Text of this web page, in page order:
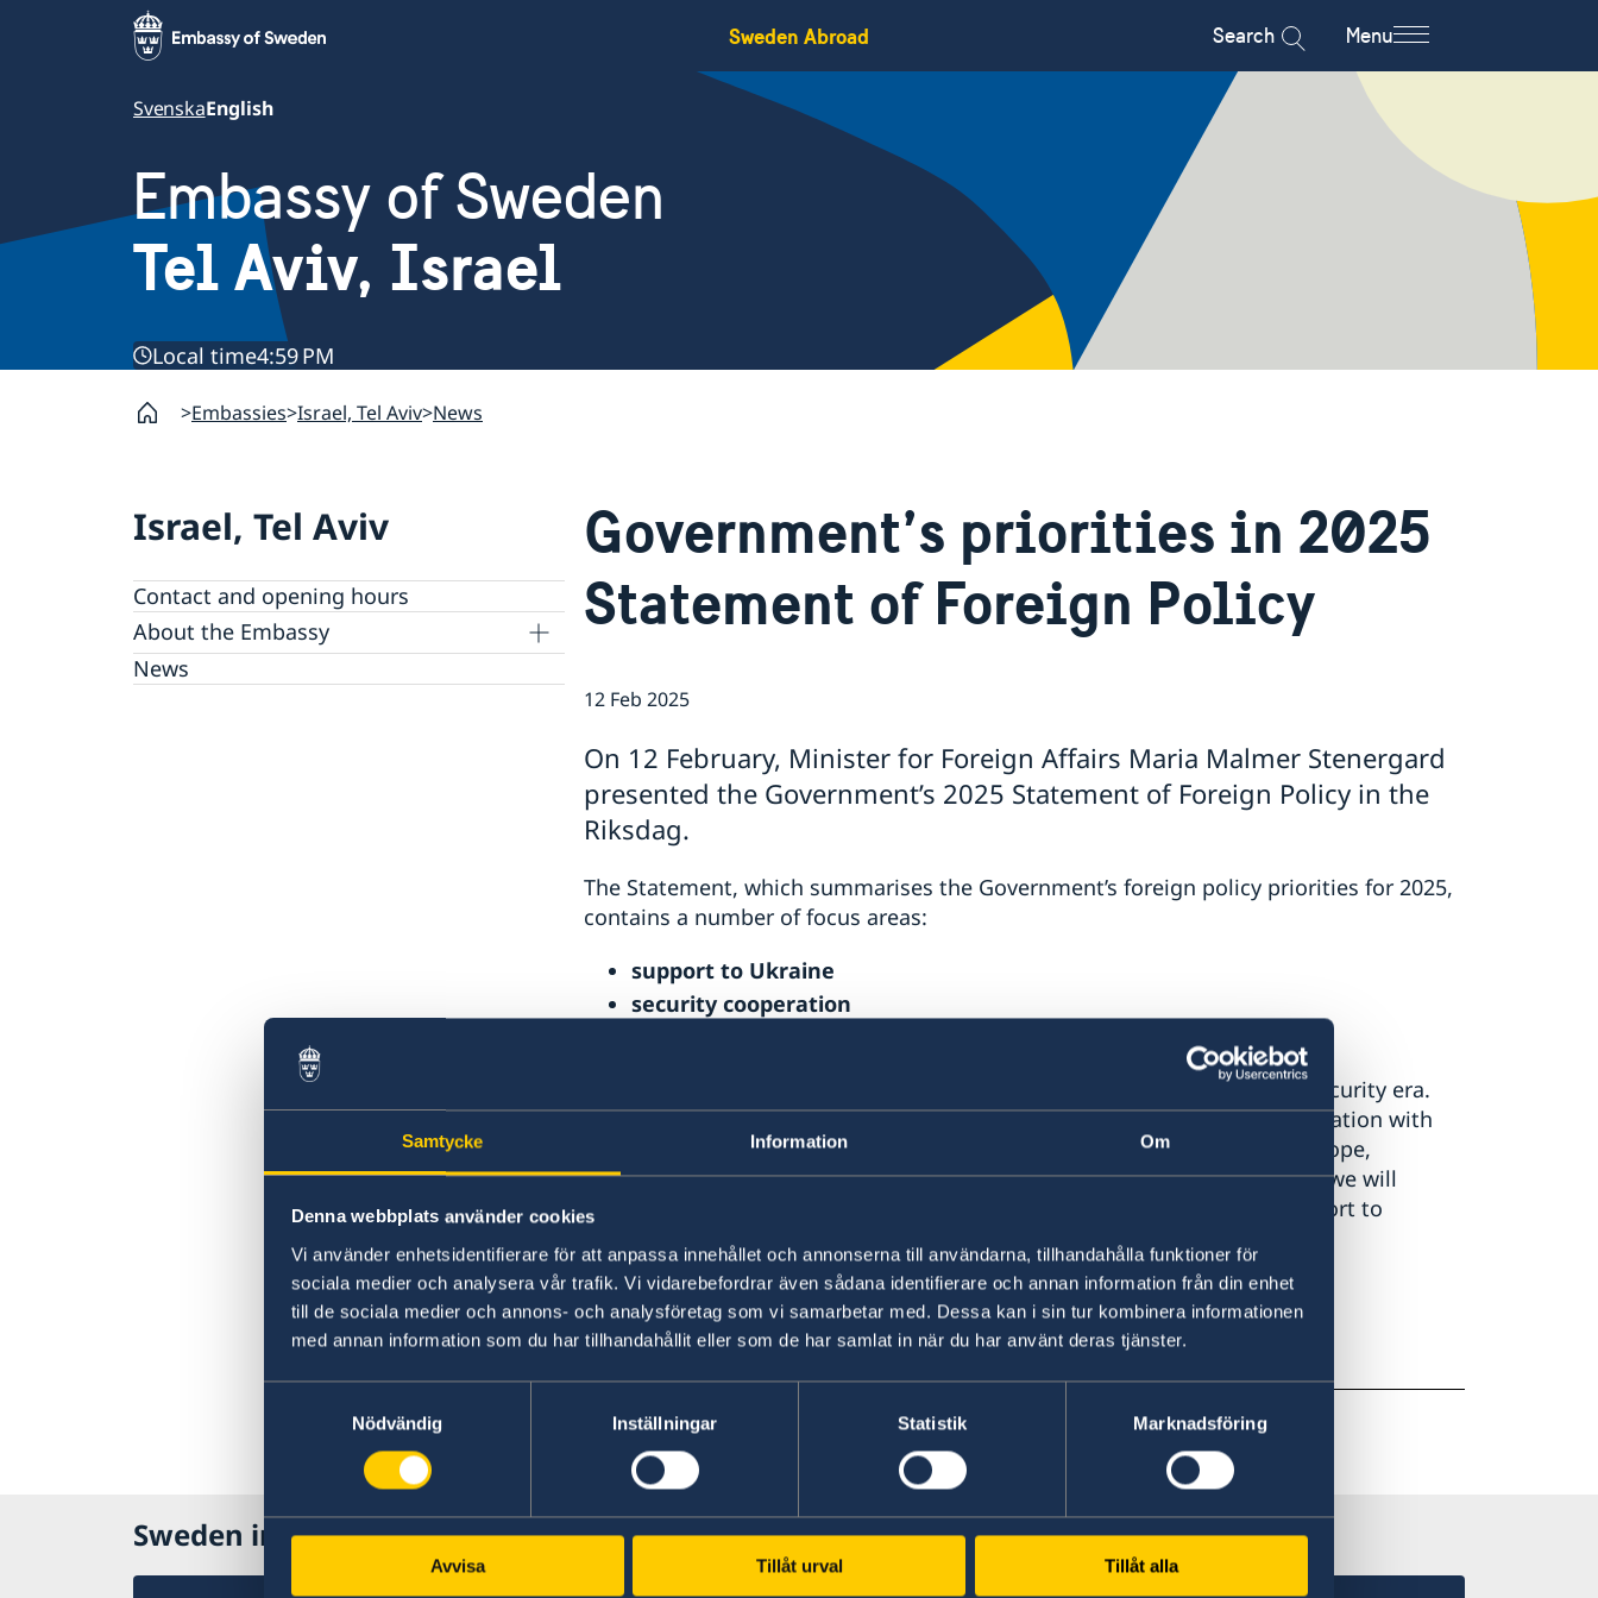
Samtycke Information Om
Denna webbplats använder cookies
Vi använder enhetsidentifierare för att anpassa innehållet och annonserna till användarna, tillhandahålla funktioner för
sociala medier och analysera vår trafik. Vi vidarebefordrar även sådana identifierare och annan information från din enhet
till de sociala medier och annons- och analysföretag som vi samarbetar med. Dessa kan i sin tur kombinera informationen
med annan information som du har tillhandahållit eller som de har samlat in när du har använt deras tjänster.
Nödvändig
Inställningar Statistik Marknadsföring
Avvisa Tillåt urval Tillåt alla
Sweden Abroad Search Menu
SvenskaEnglish
Embassy of Sweden
Tel Aviv, Israel
Local time4:59 PM
Embassies Israel, Tel Aviv News
Israel, Tel Aviv
Contact and opening hours
About the Embassy
Open positions
GDPR
News
Government’s priorities in 2025
Statement of Foreign Policy
12 Feb 2025
On 12 February, Minister for Foreign Affairs Maria Malmer Stenergard
presented the Government’s 2025 Statement of Foreign Policy in the
Riksdag.
The Statement, which summarises the Government’s foreign policy priorities for 2025,
contains a number of focus areas:
support to Ukraine
security cooperation
“This year’s Statement of Foreign Policy is being presented in a difficult security era.
We – Sweden, the EU and NATO – are in the midst of a long-term confrontation with
Russia. Russia will continue to pose a serious threat to the security of Europe,
regardless of the outcome of the war in Ukraine. Our task is inescapable: we will
constrain Russia’s capability to do us harm, particularly through our support to
Ukraine,” says Ms Stenergard.
Read the full Statement on government.se
Read the press release on government.se
Sweden in Israel, Tel Aviv